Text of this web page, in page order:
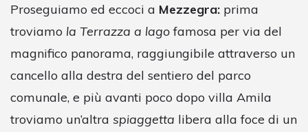
Proseguiamo ed eccoci a Mezzegra: prima
troviamo la Terrazza a lago famosa per via del
magnifico panorama, raggiungibile attraverso un
cancello alla destra del sentiero del parco
comunale, e più avanti poco dopo villa Amila
troviamo un’altra spiaggetta libera alla foce di un